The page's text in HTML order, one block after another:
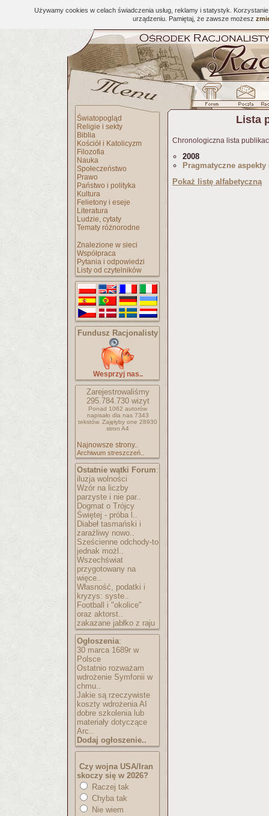
Używamy cookies w celach świadczenia usług, reklamy i statystyk.
urządzeniu. Pamiętaj, że zawsze możesz
Światopogląd
Religie i sekty
Biblia
Kościół i Katolicyzm
Filozofia
Nauka
Społeczeństwo
Prawo
Państwo i polityka
Kultura
Felietony i eseje
Literatura
Ludzie, cytaty
Tematy różnorodne
Znalezione w sieci
Współpraca
Pytania i odpowiedzi
Listy od czytelników
Fundusz Racjonalisty
Wesprzyj nas..
Zarejestrowaliśmy
295.784.730wizyt
Ponad 1062 autorów
napisało dla nas 7343
tekstów. Zajęłyby one 28930
stron A4
Najnowsze strony..
Archiwum streszczeń..
Ostatnie wątki Forum:
iluzja wolności
Wzór na liczby
parzyste i nie par..
Dogmat o Trójcy
Świętej - próba l..
Diabeł tasmański i
zaraźliwy nowo..
Sześcienne odchody-to
jednak możl..
Wszechświat
przygotowany na
więce..
Własność, podatki i
kryzys: syste..
Football i "okolice"
oraz aktorst..
zakazane jabłko z raju
Ogłoszenia:
30 marca 1689r w
Polsce
Ostatnio rozważam
wdrożenie Symfonii w
chmu..
Jakie są rzeczywiste
koszty wdrożenia AI
dobre szkolenia lub
materiały dotyczące
Arc..
Dodaj ogłoszenie..
Czy wojna USA/Iran
skoczy się w 2026?
Raczej tak
Chyba tak
Nie wiem
Lista
Chronologiczna lista
2008
Pragmatyczne
Pokaż listę alfabetyczną